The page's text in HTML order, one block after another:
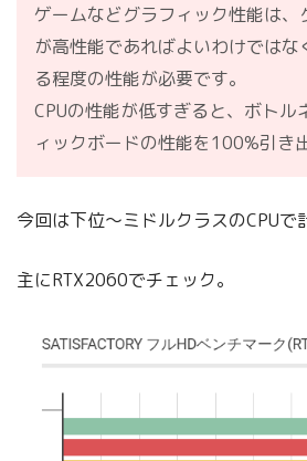
ゲームなどグラフィック性能は、
が高性能であればよいわけではな
る程度の性能が必要です。
CPUの性能が低すぎると、ボトル
ィックボードの性能を100%引き
今回は下位～ミドルクラスのCPUで
主にRTX2060でチェック。